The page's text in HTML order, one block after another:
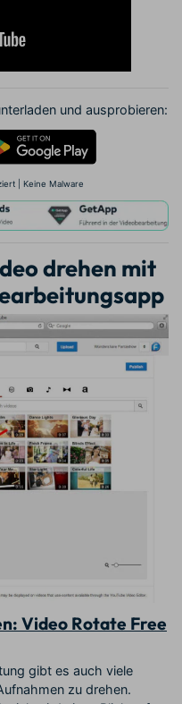
und ausprobieren:
| Keine Malware
drehen mit
Video Rotate Free
gibt es auch viele
zu drehen.